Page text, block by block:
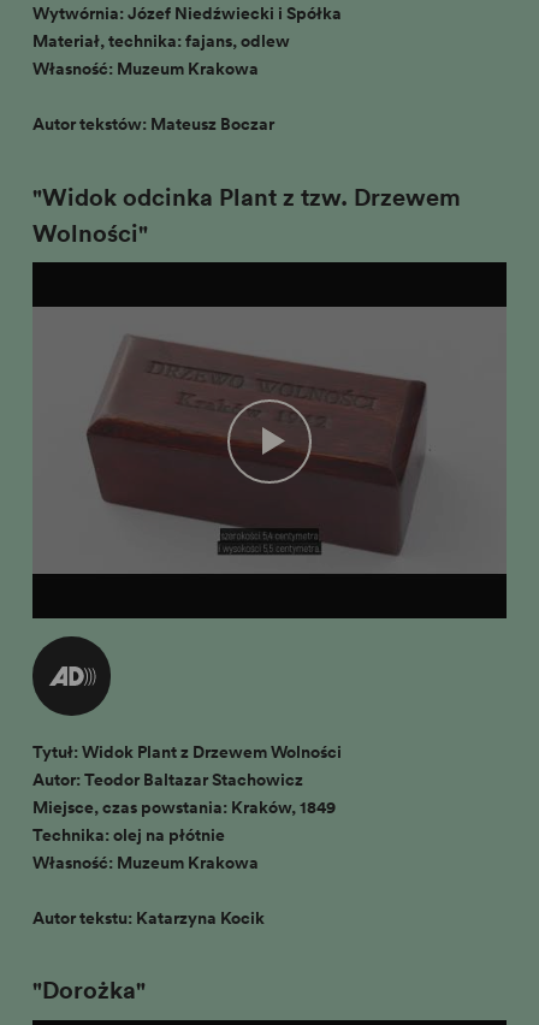
Wytwórnia: Józef Niedźwiecki i Spółka
Materiał, technika: fajans, odlew
Własność: Muzeum Krakowa
Autor tekstów: Mateusz Boczar
"Widok odcinka Plant z tzw. Drzewem
Wolności"
Tytuł: Widok Plant z Drzewem Wolności
Autor: Teodor Baltazar Stachowicz
Miejsce, czas powstania: Kraków, 1849
Technika: olej na płótnie
Własność: Muzeum Krakowa
Autor tekstu: Katarzyna Kocik
"Dorożka"